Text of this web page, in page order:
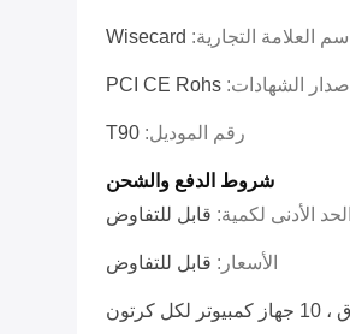
اسم العلامة التجارية: Wisecard
إصدار الشهادات: PCI CE Rohs
رقم الموديل: T90
شروط الدفع والشحن
الحد الأدنى لكمية: قابل للتفاوض
الأسعار: قابل للتفاوض